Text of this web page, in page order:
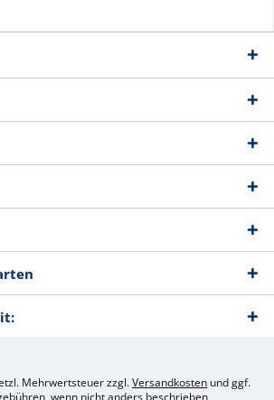
Mehrwertsteuer zzgl.Versandkosten und ggf.
wenn nicht anders beschrieben